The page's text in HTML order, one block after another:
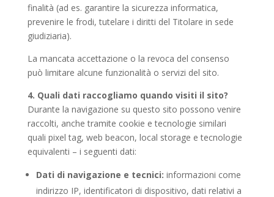
finalità (ad es. garantire la sicurezza informatica,
prevenire le frodi, tutelare i diritti del Titolare in sede
giudiziaria).
La mancata accettazione o la revoca del consenso
può limitare alcune funzionalità o servizi del sito.
4. Quali dati raccogliamo quando visiti il sito?
Durante la navigazione su questo sito possono venire
raccolti, anche tramite cookie e tecnologie similari
quali pixel tag, web beacon, local storage e tecnologie
equivalenti – i seguenti dati:
Dati di navigazione e tecnici: informazioni come
indirizzo IP, identificatori di dispositivo, dati relativi a